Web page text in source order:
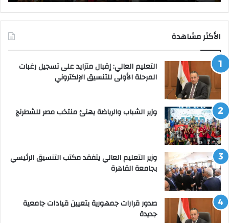
الأكثر مشاهدة
التعليم العالي: إقبال متزايد على تسجيل رغبات
المرحلة الأولى للتنسيق الإلكتروني
وزير الشباب والرياضة يهنئ منتخب مصر للشطرنج
وزير التعليم العالي يتفقد مكتب التنسيق الرئيسي
بجامعة القاهرة
صدور قرارات جمهورية بتعيين قيادات جامعية
جديدة